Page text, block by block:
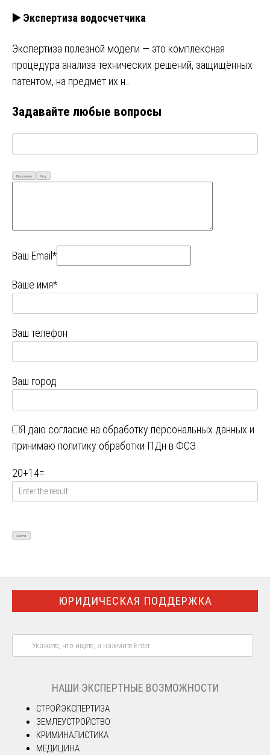
▶️ Экспертиза водосчетчика
Экспертиза полезной модели — это комплексная
процедура анализа технических решений, защищённых
патентом, на предмет их н…
Задавайте любые вопросы
Визуально Код
Ваш Email*
Ваше имя*
Ваш телефон
Ваш город
Я даю согласие на обработку персональных данных и
принимаю политику обработки ПДн в ФСЭ
20+14=
ЮРИДИЧЕСКАЯ ПОДДЕРЖКА
НАШИ ЭКСПЕРТНЫЕ ВОЗМОЖНОСТИ
СТРОЙЭКСПЕРТИЗА
ЗЕМЛЕУСТРОЙСТВО
КРИМИНАЛИСТИКА
МЕДИЦИНА